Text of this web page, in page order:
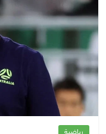
رياضية